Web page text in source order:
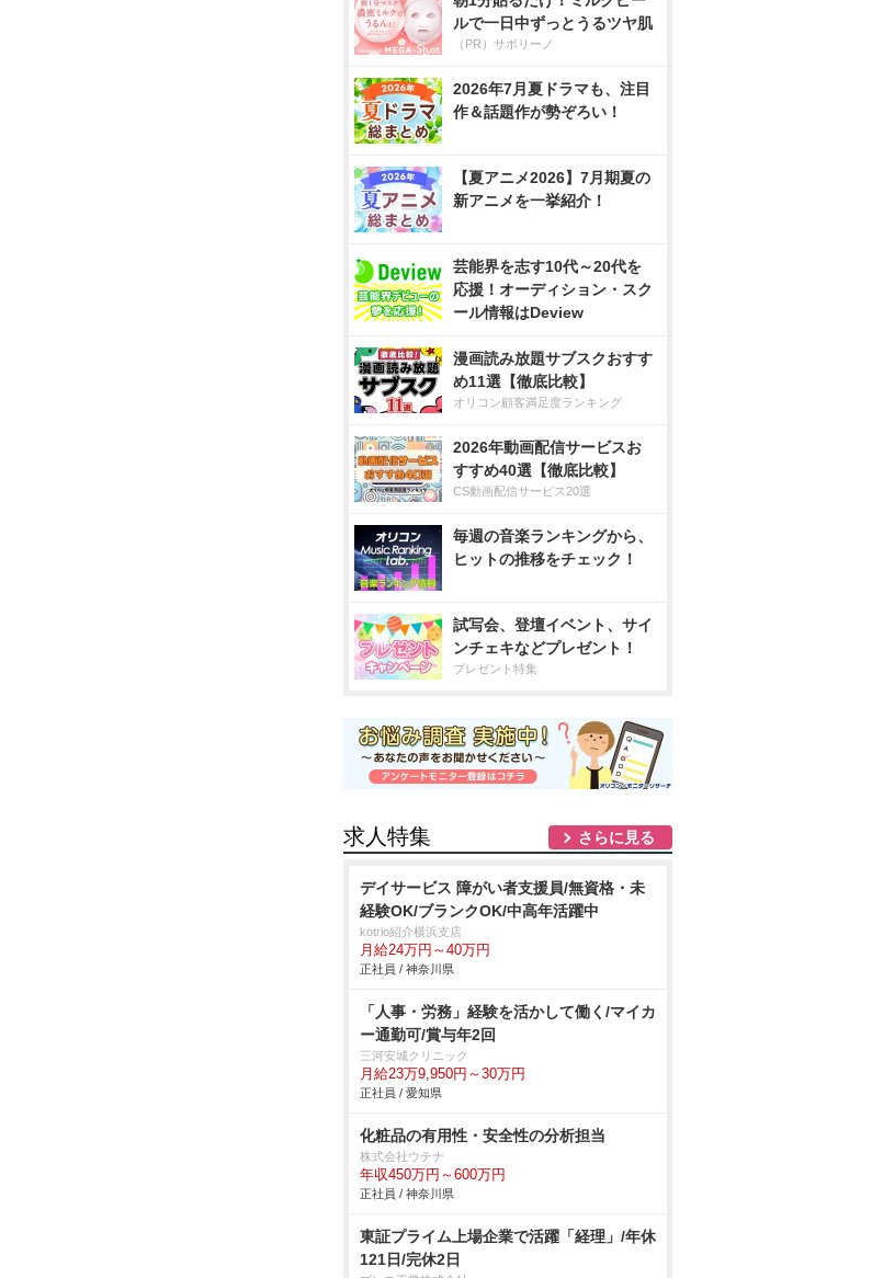
ルで一日中ずっとうるツヤ肌
（PR）サボリーノ
2026年7月夏ドラマも、注目
作＆話題作が勢ぞろい！
【夏アニメ2026】7月期夏の
新アニメを一挙紹介！
芸能界を志す10代～20代を
応援！オーディション・スク
ール情報はDeview
漫画読み放題サブスクおすす
め11選【徹底比較】
オリコン顧客満足度ランキング
2026年動画配信サービスお
すすめ40選【徹底比較】
CS動画配信サービス20選
毎週の音楽ランキングから、
ヒットの推移をチェック！
試写会、登壇イベント、サイ
ンチェキなどプレゼント！
プレゼント特集
求人特集 さらに見る
デイサービス 障がい者支援員/無資格・未
経験OK/ブランクOK/中高年活躍中
kotrio紹介横浜支店
月給24万円～40万円
正社員 / 神奈川県
「人事・労務」経験を活かして働く/マイカ
ー通勤可/賞与年2回
三河安城クリニック
月給23万9,950円～30万円
正社員 / 愛知県
化粧品の有用性・安全性の分析担当
株式会社ウテナ
年収450万円～600万円
正社員 / 神奈川県
東証プライム上場企業で活躍「経理」/年休
121日/完休2日